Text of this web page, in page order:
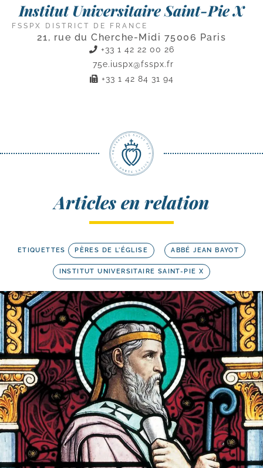
Institut Universitaire Saint-Pie X
FSSPX DISTRICT DE FRANCE
21, rue du Cherche-Midi 75006 Paris
+33 1 42 22 00 26
75e.iuspx@fsspx.fr
+33 1 42 84 31 94
Articles en relation
ETIQUETTES PÈRES DE L'ÉGLISE ABBÉ JEAN BAYOT
INSTITUT UNIVERSITAIRE SAINT-PIE X